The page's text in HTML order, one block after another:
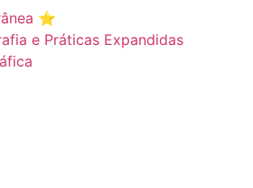
⭐️
e Práticas Expandidas